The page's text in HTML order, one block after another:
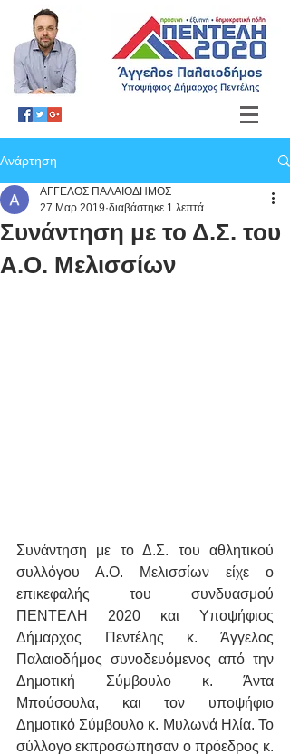
Ανάρτηση
Συνάντηση με το Δ.Σ. του
Α.Ο. Μελισσίων
ΑΓΓΕΛΟΣ ΠΑΛΑΙΟΔΗΜΟΣ
27 Μαρ 2019 διαβάστηκε 1 λεπτά
Συνάντηση με το Δ.Σ. του αθλητικού
συλλόγου Α.Ο. Μελισσίων είχε ο
επικεφαλής του συνδυασμού
ΠΕΝΤΕΛΗ 2020 και Υποψήφιος
Δήμαρχος Πεντέλης κ. Άγγελος
Παλαιοδήμος συνοδευόμενος από την
Δημοτική Σύμβουλο κ. Άντα
Μπούσουλα, και τον υποψήφιο
Δημοτικό Σύμβουλο κ. Μυλωνά Ηλία. Το
σύλλογο εκπροσώπησαν ο πρόεδρος κ.